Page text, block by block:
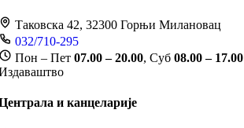
Таковска 42, 32300 Горњи Милановац
032/710-295
Пон – Пет 07.00 – 20.00, Суб 08.00 – 17.00
и канцеларије